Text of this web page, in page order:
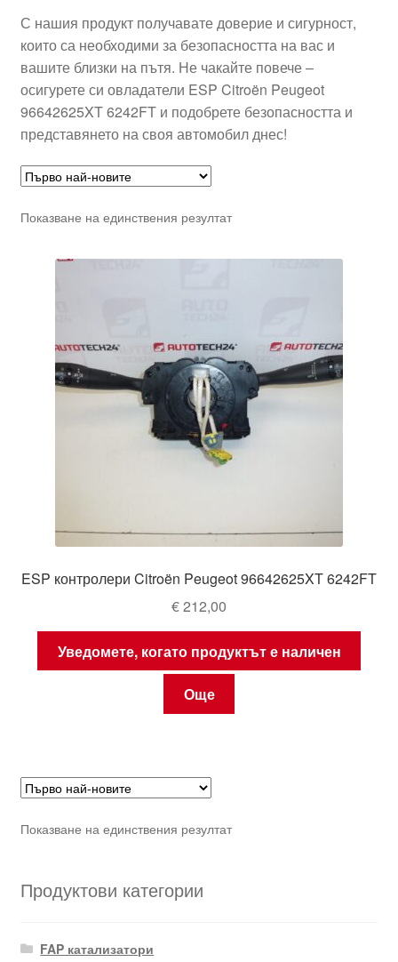
Транспорт
С нашия продукт получавате доверие и сигурност,
които са необходими за безопасността на вас и
вашите близки на пътя. Не чакайте повече –
осигурете си овладатели ESP Citroën Peugeot
96642625XT 6242FT и подобрете безопасността и
представянето на своя автомобил днес!
Показване на единствения резултат
ESP контролери Citroën Peugeot 96642625XT 6242FT
€212,00
Уведомете, когато продуктът е наличен
Още
Показване на единствения резултат
Продуктови категории
FAP катализатори